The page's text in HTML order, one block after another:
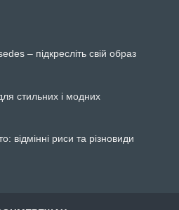
– підкресліть свій образ
стильних і модних
відмінні риси та різновиди